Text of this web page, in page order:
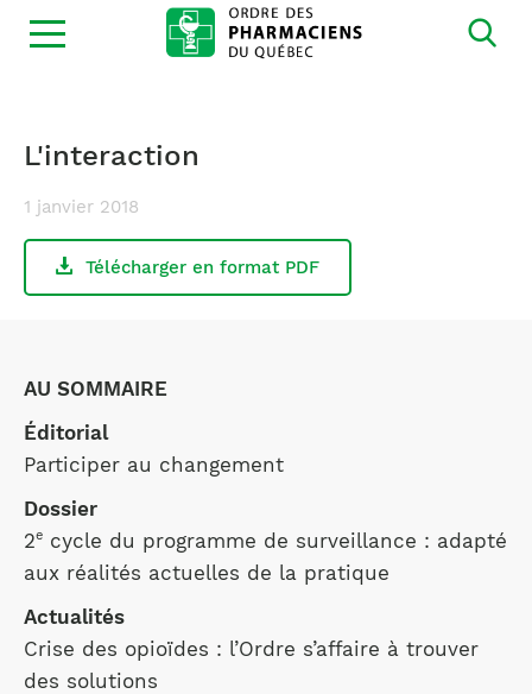
Ouvrir
la
L'interaction
1 janvier 2018
Télécharger en format PDF
AU SOMMAIRE
Éditorial
Participer au changement
Dossier
2e cycle du programme de surveillance : adapté
aux réalités actuelles de la pratique
Actualités
Crise des opioïdes : l’Ordre s’affaire à trouver
des solutions